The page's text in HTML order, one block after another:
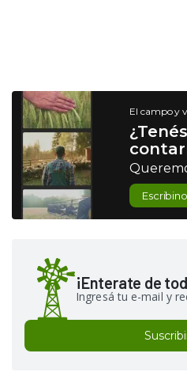
El campo y
¡Enterate de
Ingresá tu e-mail y